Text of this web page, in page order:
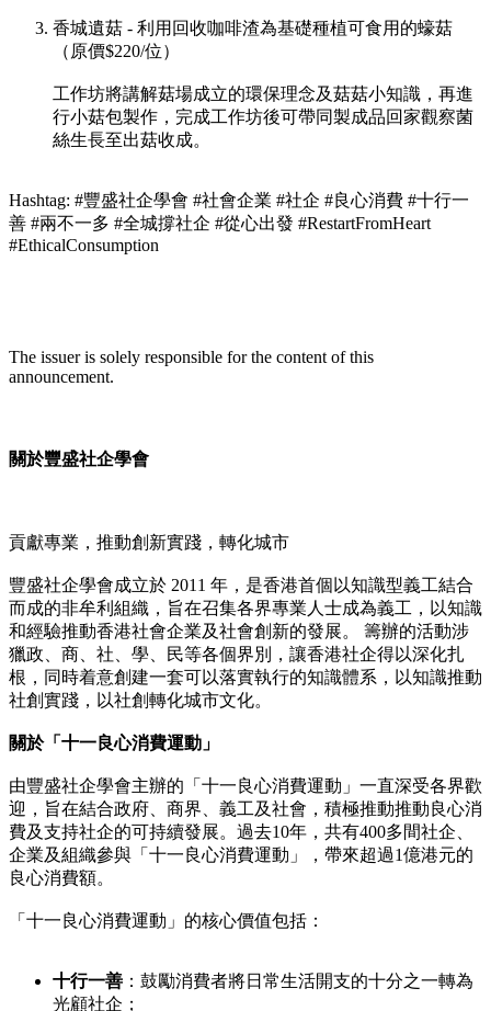
香城遺菇 - 利用回收咖啡渣為基礎種植可食用的蠔菇
（原價$220/位）
工作坊將講解菇場成立的環保理念及菇菇小知識，再進
行小菇包製作，完成工作坊後可帶同製成品回家觀察菌
絲生長至出菇收成。
Hashtag: #豐盛社企學會 #社會企業 #社企 #良心消費 #十行一
善 #兩不一多 #全城撐社企 #從心出發 #RestartFromHeart
#EthicalConsumption
The issuer is solely responsible for the content of this
announcement.
關於豐盛社企學會
貢獻專業，推動創新實踐，轉化城市
豐盛社企學會成立於 2011 年，是香港首個以知識型義工結合
而成的非牟利組織，旨在召集各界專業人士成為義工，以知識
和經驗推動香港社會企業及社會創新的發展。 籌辦的活動涉
獵政、商、社、學、民等各個界別，讓香港社企得以深化扎
根，同時着意創建一套可以落實執行的知識體系，以知識推動
社創實踐，以社創轉化城市文化。
關於「十一良心消費運動」
由豐盛社企學會主辦的「十一良心消費運動」一直深受各界歡
迎，旨在結合政府、商界、義工及社會，積極推動推動良心消
費及支持社企的可持續發展。過去10年，共有400多間社企、
企業及組織參與「十一良心消費運動」，帶來超過1億港元的
良心消費額。
「十一良心消費運動」的核心價值包括：
十行一善 ：鼓勵消費者將日常生活開支的十分之一轉為
光顧社企；